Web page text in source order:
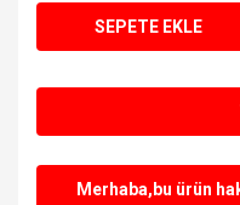
SEPETE EKLE
Merhaba,bu ürün